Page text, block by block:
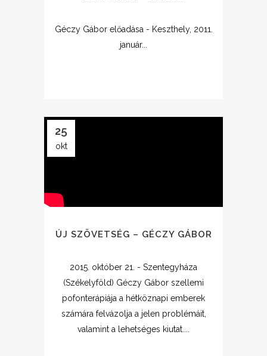
Géczy Gábor előadása - Keszthely, 2011.
január...
25
okt
ÚJ SZÖVETSÉG – GÉCZY GÁBOR
2015. október 21. - Szentegyháza
(Székelyföld) Géczy Gábor szellemi
pofonterápiája a hétköznapi emberek
számára felvázolja a jelen problémáit,
valamint a lehetséges kiutat....